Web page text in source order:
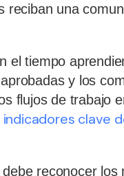
una
el tiempo
y los
flujos de trabajo
clave
reconocer los